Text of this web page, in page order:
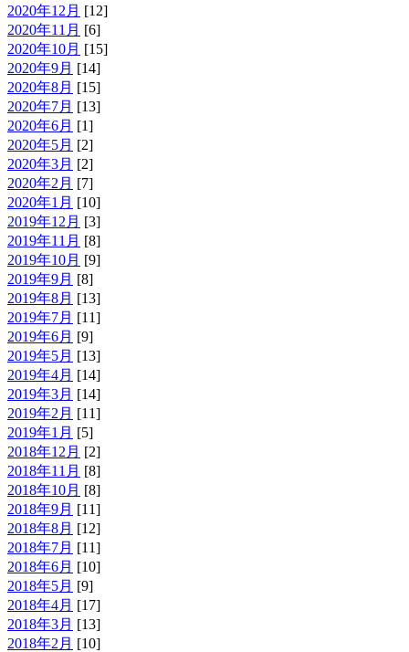
2020年12月 [12]
2020年11月 [6]
2020年10月 [15]
2020年9月 [14]
2020年8月 [15]
2020年7月 [13]
2020年6月 [1]
2020年5月 [2]
2020年3月 [2]
2020年2月 [7]
2020年1月 [10]
2019年12月 [3]
2019年11月 [8]
2019年10月 [9]
2019年9月 [8]
2019年8月 [13]
2019年7月 [11]
2019年6月 [9]
2019年5月 [13]
2019年4月 [14]
2019年3月 [14]
2019年2月 [11]
2019年1月 [5]
2018年12月 [2]
2018年11月 [8]
2018年10月 [8]
2018年9月 [11]
2018年8月 [12]
2018年7月 [11]
2018年6月 [10]
2018年5月 [9]
2018年4月 [17]
2018年3月 [13]
2018年2月 [10]